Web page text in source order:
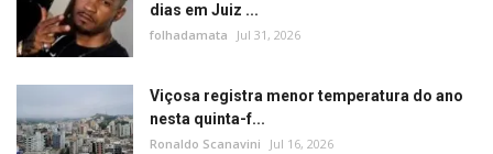
dias em Juiz ...
folhadamata Jul 31, 2026
Viçosa registra menor temperatura do ano
nesta quinta-f...
Ronaldo Scanavini Jul 16, 2026